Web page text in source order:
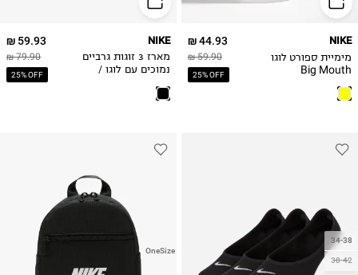
44.93 ₪
59.90 ₪
25% OFF
NIKE
מימיית ספורט לוגו
Big Mouth
59.93 ₪
79.90 ₪
25% OFF
NIKE
מארז 3 זוגות גרביים
נמוכים עם לוגו /
34-38
38-42
OneSize